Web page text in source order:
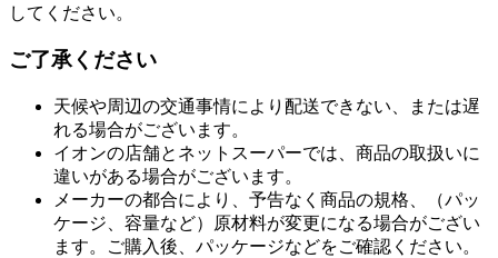
してください。
ご了承ください
天候や周辺の交通事情により配送できない、または遅
れる場合がございます。
イオンの店舗とネットスーパーでは、商品の取扱いに
違いがある場合がございます。
メーカーの都合により、予告なく商品の規格、（パッ
ケージ、容量など）原材料が変更になる場合がござい
ます。ご購入後、パッケージなどをご確認ください。